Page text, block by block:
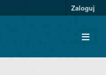
Zaloguj